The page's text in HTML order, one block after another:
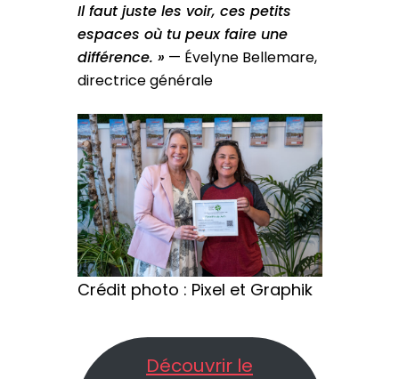
Il faut juste les voir, ces petits
espaces où tu peux faire une
différence. » — Évelyne Bellemare,
directrice générale
Crédit photo : Pixel et Graphik
Découvrir le